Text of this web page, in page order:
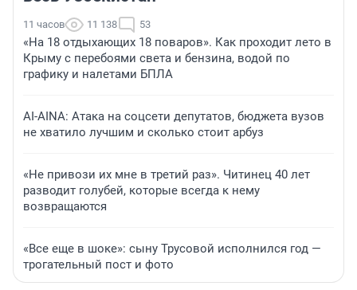
11 часов 11 138 53
«На 18 отдыхающих 18 поваров». Как проходит лето в
Крыму с перебоями света и бензина, водой по
графику и налетами БПЛА
AI-AINA: Атака на соцсети депутатов, бюджета вузов
не хватило лучшим и сколько стоит арбуз
«Не привози их мне в третий раз». Читинец 40 лет
разводит голубей, которые всегда к нему
возвращаются
«Все еще в шоке»: сыну Трусовой исполнился год —
трогательный пост и фото